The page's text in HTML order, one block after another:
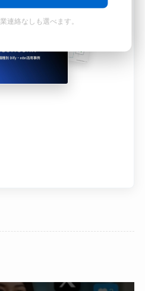
連絡なしも選べます。